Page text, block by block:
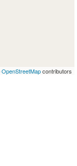
OpenStreetMapcontributors